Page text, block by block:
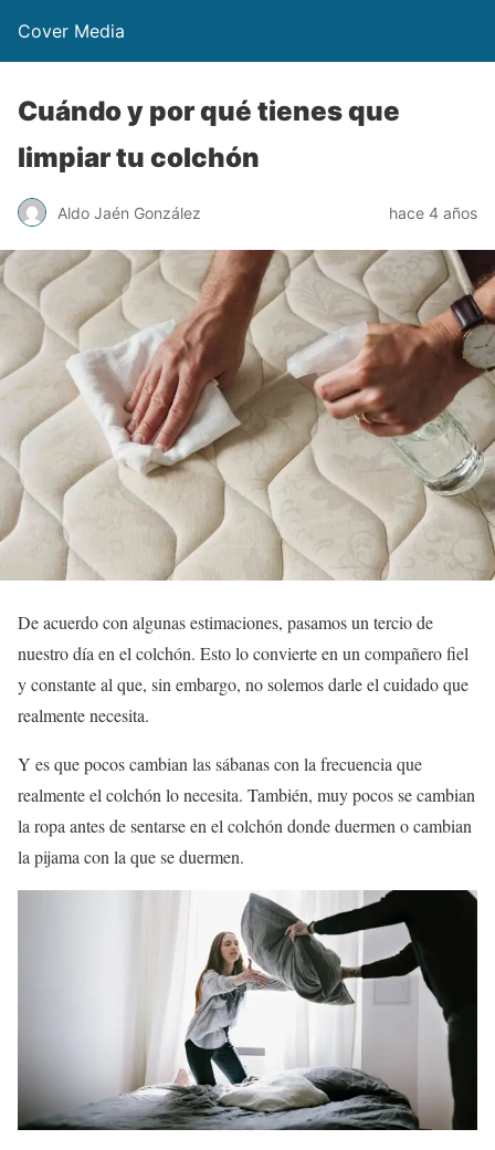
Cover Media
Cuándo y por qué tienes que
limpiar tu colchón
Aldo Jaén González hace 4 años
De acuerdo con algunas estimaciones, pasamos un tercio de
nuestro día en el colchón. Esto lo convierte en un compañero fiel
y constante al que, sin embargo, no solemos darle el cuidado que
realmente necesita.
Y es que pocos cambian las sábanas con la frecuencia que
realmente el colchón lo necesita. También, muy pocos se cambian
la ropa antes de sentarse en el colchón donde duermen o cambian
la pijama con la que se duermen.